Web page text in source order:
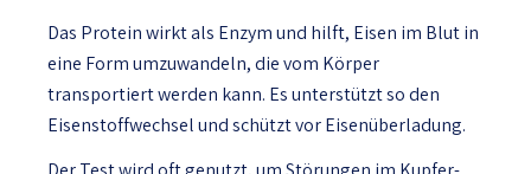
Das Protein wirkt als Enzym und hilft, Eisen im Blut in
eine Form umzuwandeln, die vom Körper
transportiert werden kann. Es unterstützt so den
Eisenstoffwechsel und schützt vor Eisenüberladung.